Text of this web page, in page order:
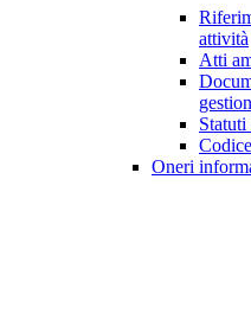
attività
Atti
Oneri